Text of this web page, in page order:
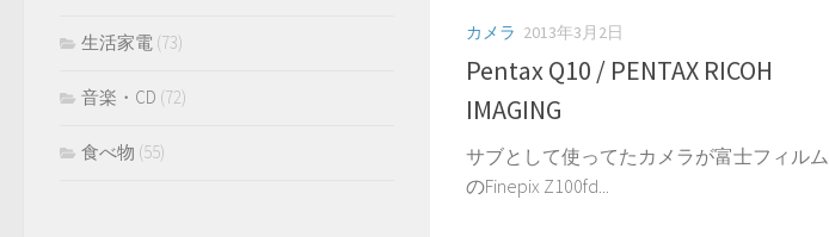
カメラ 2013年3月2日
Pentax Q10 / PENTAX RICOH
IMAGING
サブとして使ってたカメラが富士フィルム
のFinepix Z100fd...
生活家電 (73)
音楽・CD (72)
食べ物 (55)